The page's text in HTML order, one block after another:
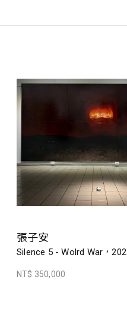
張子安
Silence 5 - Wolrd War，
NT$ 350,000